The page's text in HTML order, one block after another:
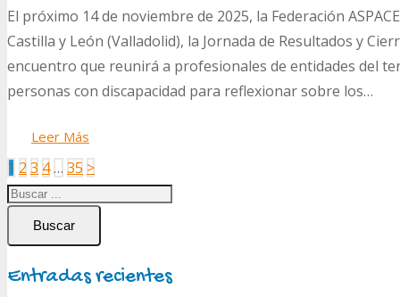
El próximo 14 de noviembre de 2025, la Federación
Castilla y León (Valladolid), la Jornada de Resultados y
encuentro que reunirá a profesionales de entidades del
personas con discapacidad para reflexionar sobre los…
Leer Más
Paginación
de
entradas
1 2 3 4… 35 >
Buscar
Entradas recientes